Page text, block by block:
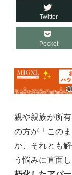
Twitter
Pocket
親や親族が所
の方が「この
か、それとも
う悩みに直面